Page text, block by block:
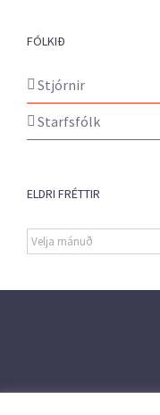
FÓLKIÐ
Stjórnir
Starfsfólk
ELDRI FRÉTTIR
Eldri
fréttir